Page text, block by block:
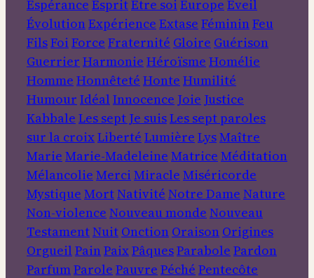
Espérance EspritÊtre soi Europe Éveil
ÉvolutionExpérience Extase FémininFeu
FilsFoi Force Fraternité Gloire Guérison
Guerrier Harmonie Héroïsme Homélie
Homme Honnêteté Honte Humilité
Humour Idéal Innocence Joie Justice
Kabbale Les sept Je suisLes sept paroles
sur la croixLiberté Lumière LysMaître
Marie Marie-Madeleine Matrice Méditation
Mélancolie Merci Miracle Miséricorde
Mystique MortNativité Notre Dame Nature
Non-violence Nouveau monde Nouveau
TestamentNuit Onction Oraison Origines
Orgueil PainPaixPâquesParabole Pardon
ParfumParole Pauvre Péché Pentecôte